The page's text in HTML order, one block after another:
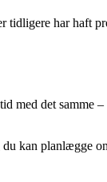
tidligere har haft
med det samme
du kan planlægge